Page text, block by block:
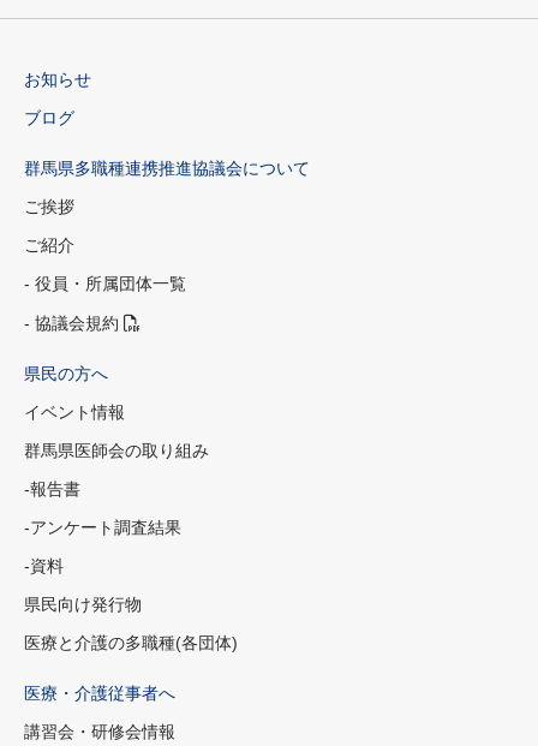
お知らせ
ブログ
群馬県多職種連携推進協議会について
ご挨拶
ご紹介
- 役員・所属団体一覧
- 協議会規約
県民の方へ
イベント情報
群馬県医師会の取り組み
-報告書
-アンケート調査結果
-資料
県民向け発行物
医療と介護の多職種(各団体)
医療・介護従事者へ
講習会・研修会情報